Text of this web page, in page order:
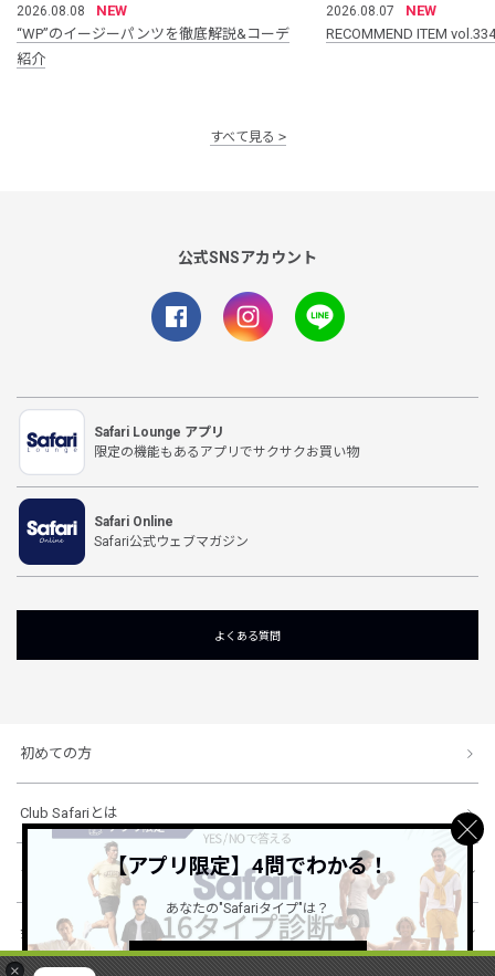
×
2026.08.08
NEW
“WP”のイージーパンツを徹底解説&コーデ
紹介
2026.08.07
NEW
RECOMMEND ITEM vol.334
すべて見る
公式SNSアカウント
Safari Lounge アプリ
限定の機能もあるアプリでサクサクお買い物
Safari Online
Safari公式ウェブマガジン
よくある質問
初めての方
Club Safariとは
ショッピングガイド
会社概要・規約
【アプリ限定】4問でわかる！
あなたの"Safariタイプ"は？
詳しくはこちら ＞